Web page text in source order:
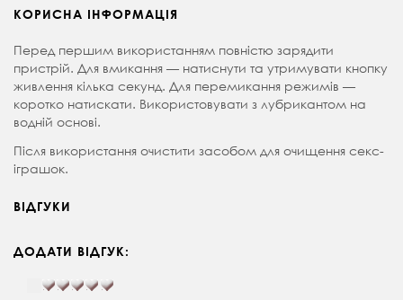
КОРИСНА ІНФОРМАЦІЯ
Перед першим використанням повністю зарядити
пристрій. Для вмикання — натиснути та утримувати кнопку
живлення кілька секунд. Для перемикання режимів —
коротко натискати. Використовувати з лубрикантом на
водній основі.
Після використання очистити засобом для очищення секс-
іграшок.
ВІДГУКИ
ДОДАТИ ВІДГУК: